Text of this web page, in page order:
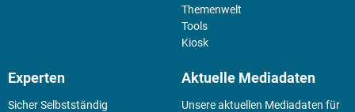
Themenwelt
Tools
Kiosk
Experten
Sicher Selbstständig
Aktuelle Mediadaten
Unsere aktuellen Mediadaten für